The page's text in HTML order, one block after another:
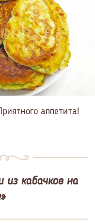
аппетита!
кабачков на